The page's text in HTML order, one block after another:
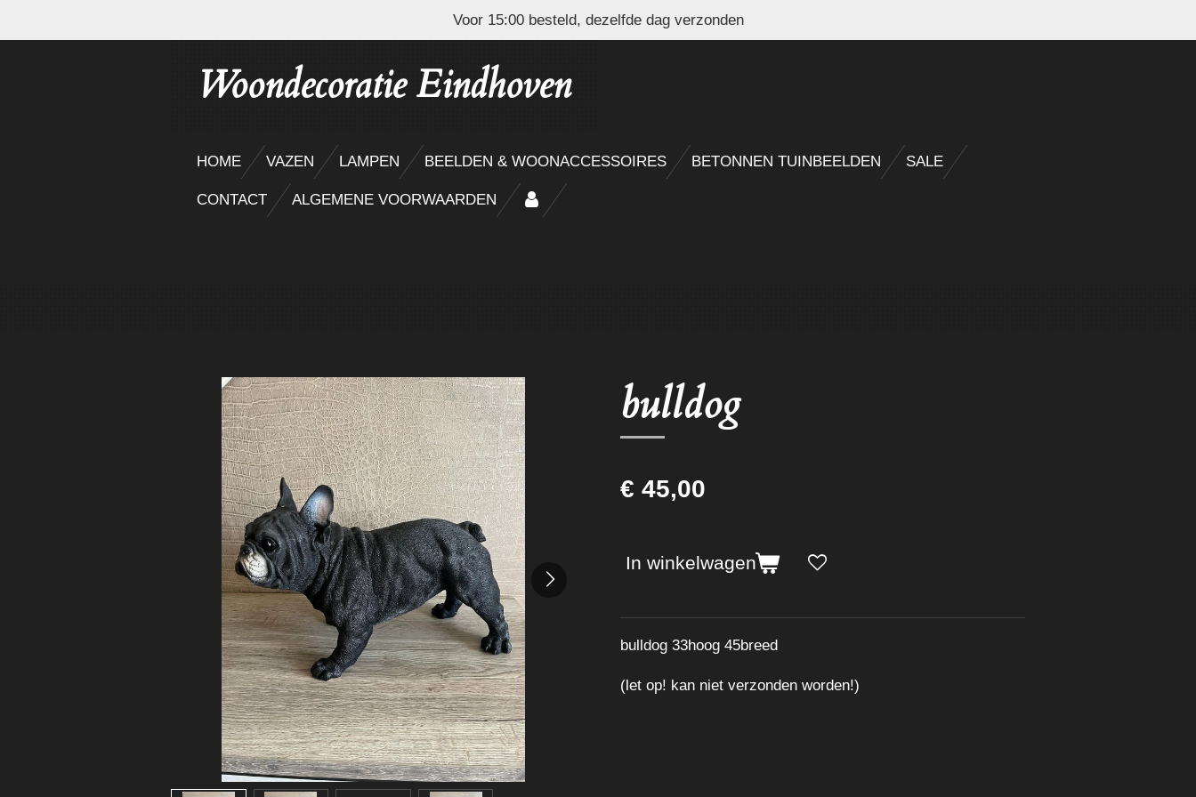
direct
Voor 15:00 besteld, dezelfde dag verzonden
Woondecoratie Eindhoven
HOME VAZEN LAMPEN BEELDEN & WOONACCESSOIRES BETONNEN TUINBEELDEN SALE
CONTACT ALGEMENE VOORWAARDEN
bulldog
€ 45,00
In winkelwagen
bulldog 33hoog 45breed
(let op! kan niet verzonden worden!)